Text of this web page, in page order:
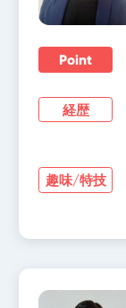
Point
経歴
趣味/特技